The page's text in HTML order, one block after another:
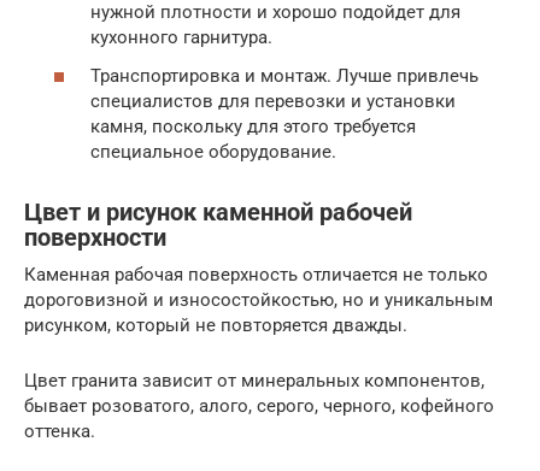
нужной плотности и хорошо подойдет для
кухонного гарнитура.
Транспортировка и монтаж. Лучше привлечь
специалистов для перевозки и установки
камня, поскольку для этого требуется
специальное оборудование.
Цвет и рисунок каменной рабочей
поверхности
Каменная рабочая поверхность отличается не только
дороговизной и износостойкостью, но и уникальным
рисунком, который не повторяется дважды.
Цвет гранита зависит от минеральных компонентов,
бывает розоватого, алого, серого, черного, кофейного
оттенка.